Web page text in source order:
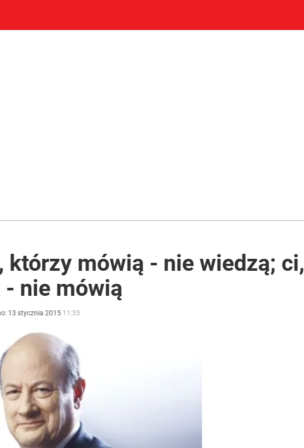
o przywróceniu CPN
policja
którzy mówią - nie wiedzą; ci,
nie mówią
13 stycznia 2015 11:35